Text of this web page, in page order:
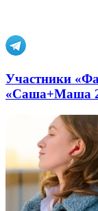
Участники
«Саша+Маша